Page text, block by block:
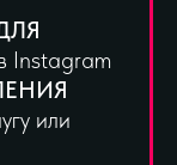
Instagram
или